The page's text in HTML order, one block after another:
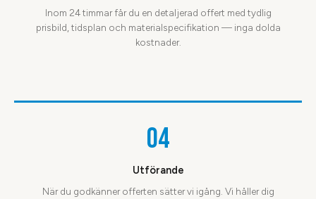
Inom 24 timmar får du en detaljerad offert med tydlig
prisbild, tidsplan och materialspecifikation — inga dolda
kostnader.
04
Utförande
När du godkänner offerten sätter vi igång. Vi håller dig